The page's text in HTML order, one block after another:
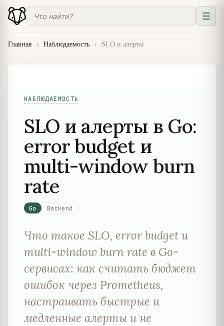
☰
Главная › Наблюдаемость › SLO и алерты
НАБЛЮДАЕМОСТЬ
SLO и алерты в Go:
error budget и
multi-window burn
rate
Go Backend
Что такое SLO, error budget и
multi-window burn rate в Go-
сервисах: как считать бюджет
ошибок через Prometheus,
настраивать быстрые и
медленные алерты и не